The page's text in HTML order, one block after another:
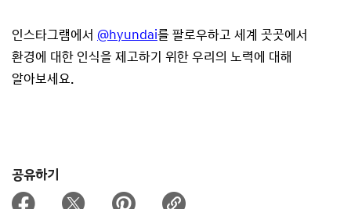
인스타그램에서 @hyundai를 팔로우하고 세계 곳곳에서
환경에 대한 인식을 제고하기 위한 우리의 노력에 대해
알아보세요.
공유하기